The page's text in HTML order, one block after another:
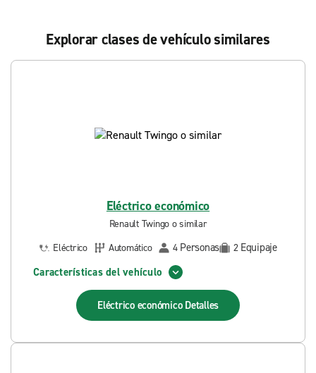
Explorar clases de vehículo similares
Eléctrico económico
Renault Twingo o similar
Eléctrico
Automático 4 Personas 2 Equipaje
Características del vehículo
Eléctrico económico Detalles